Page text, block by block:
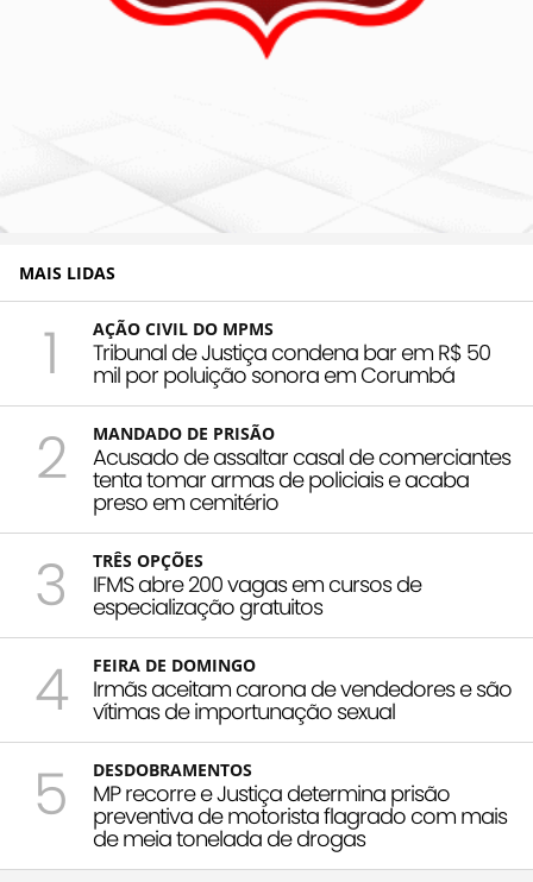
MAIS LIDAS
1 AÇÃO CIVIL DO MPMS
Tribunal de Justiça condena bar em R$ 50
mil por poluição sonora em Corumbá
2 MANDADO DE PRISÃO
Acusado de assaltar casal de comerciantes
tenta tomar armas de policiais e acaba
preso em cemitério
3 TRÊS OPÇÕES
IFMS abre 200 vagas em cursos de
especialização gratuitos
4 FEIRA DE DOMINGO
Irmãs aceitam carona de vendedores e são
vítimas de importunação sexual
5 DESDOBRAMENTOS
MP recorre e Justiça determina prisão
preventiva de motorista flagrado com mais
de meia tonelada de drogas